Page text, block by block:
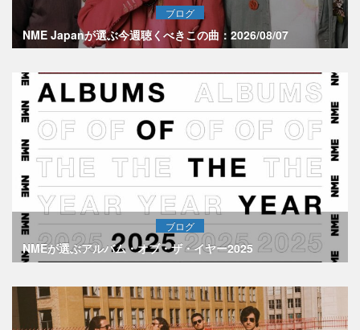
ブログ
NME Japanが選ぶ今週聴くべきこの曲：2026/08/07
ブログ
NMEが選ぶアルバム・オブ・ザ・イヤー2025